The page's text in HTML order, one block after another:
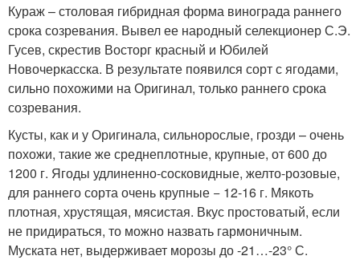
Кураж – столовая гибридная форма винограда раннего
срока созревания. Вывел ее народный селекционер С.Э.
Гусев, скрестив Восторг красный и Юбилей
Новочеркасска. В результате появился сорт с ягодами,
сильно похожими на Оригинал, только раннего срока
созревания.
Кусты, как и у Оригинала, сильнорослые, грозди – очень
похожи, такие же среднеплотные, крупные, от 600 до
1200 г. Ягоды удлиненно-сосковидные, желто-розовые,
для раннего сорта очень крупные − 12-16 г. Мякоть
плотная, хрустящая, мясистая. Вкус простоватый, если
не придираться, то можно назвать гармоничным.
Муската нет, выдерживает морозы до -21…-23° С.